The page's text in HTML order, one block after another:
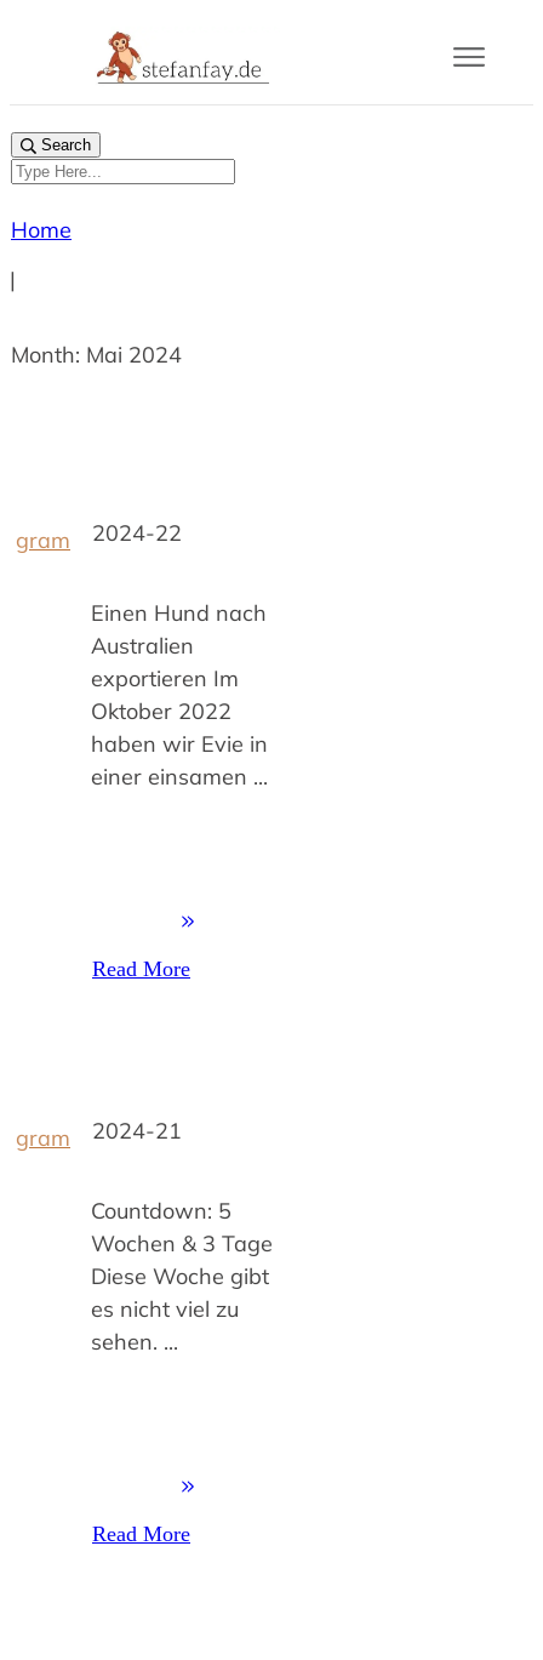
Search
Home
|
Month: Mai 2024
gram 2024-22
Einen Hund nach
Australien
exportieren Im
Oktober 2022
haben wir Evie in
einer einsamen ...
Read More
gram 2024-21
Countdown: 5
Wochen & 3 Tage
Diese Woche gibt
es nicht viel zu
sehen. ...
Read More